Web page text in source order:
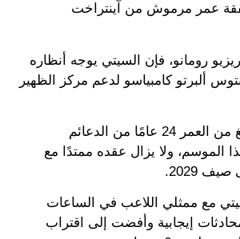
عمر مرموش من آينتراخت
رومانو، فإن السيتي يوجه أنظاره
ألبرتو كامبياسو لدعم مركز الظهير
ويُعد كامبياسو البالغ من العمر 24 عامًا من الدعائم
الموسم، ولا يزال عقده ممتدًا مع
2029.
مع ممثلي اللاعب في الساعات
إيجابية وأفضت إلى اقتراب